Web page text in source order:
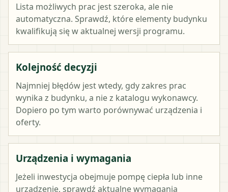
Lista możliwych prac jest szeroka, ale nie
automatyczna. Sprawdź, które elementy budynku
kwalifikują się w aktualnej wersji programu.
Kolejność decyzji
Najmniej błędów jest wtedy, gdy zakres prac
wynika z budynku, a nie z katalogu wykonawcy.
Dopiero po tym warto porównywać urządzenia i
oferty.
Urządzenia i wymagania
Jeżeli inwestycja obejmuje pompę ciepła lub inne
urządzenie, sprawdź aktualne wymagania